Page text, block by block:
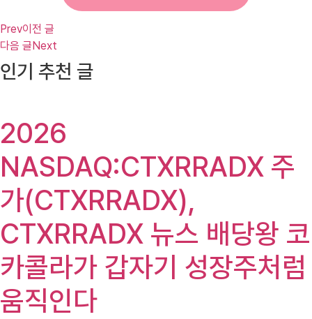
Prev이전 글
다음 글Next
인기 추천 글
2026
NASDAQ:CTXRRADX 주
가(CTXRRADX),
CTXRRADX 뉴스 배당왕 코
카콜라가 갑자기 성장주처럼
움직인다